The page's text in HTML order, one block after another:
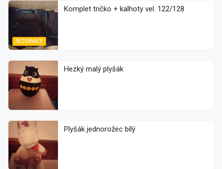
REZERVACE
Komplet tričko + kalhoty vel. 122/128
Hezký malý plyšák
Plyšák jednorožec bílý